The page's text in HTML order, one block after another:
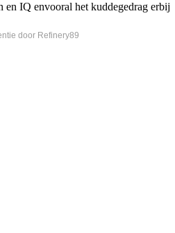
en IQ envooral het kuddegedrag erbij
door Refinery89